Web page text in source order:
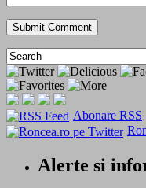
Abonare RSS
Alerte si